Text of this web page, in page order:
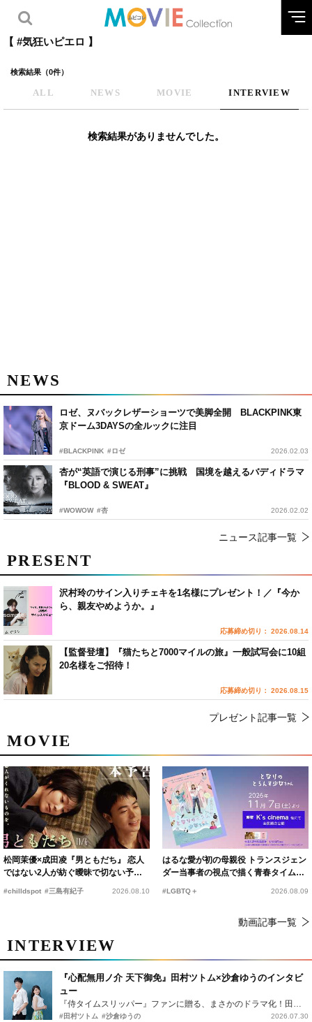
【 #気狂いピエロ 】
検索結果（0件）
ALL NEWS MOVIE INTERVIEW
検索結果がありませんでした。
NEWS
ロゼ、ヌバックレザーショーツで美脚全開 BLACKPINK東
京ドーム3DAYSの全ルックに注目
#BLACKPINK #ロゼ 2026.02.03
杏が“英語で演じる刑事”に挑戦 国境を越えるバディドラマ
『BLOOD & SWEAT』
#WOWOW #杏 2026.02.02
ニュース記事一覧
MOVIE
松岡茉優×成田凌『男ともだち』 恋人
ではない2人が紡ぐ曖昧で切ない予告
#chilldspot #三島有紀子 2026.08.10
はるな愛が初の母親役 トランスジェン
ダー当事者の視点で描く青春タイムス
#LGBTQ＋ 2026.08.09
動画記事一覧
INTERVIEW
『心配無用ノ介 天下御免』田村ツトム×沙倉ゆうのインタビ
ュー
『侍タイムスリッパー』ファンに贈る、まさかのドラマ化！田村ツトム×沙倉ゆうのが語る『心配無用ノ介』撮影秘話
#田村ツトム #沙倉ゆうの 2026.07.30
PRESENT
沢村玲のサイン入りチェキを1名様にプレゼント！／『今か
ら、親友やめようか。』
応募締め切り： 2026.08.14
【監督登壇】『猫たちと7000マイルの旅』一般試写会に10組
20名様をご招待！
応募締め切り： 2026.08.15
プレゼント記事一覧